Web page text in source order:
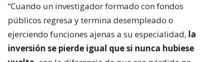
“Cuando un investigador formado con fondos
públicos regresa y termina desempleado o
ejerciendo funciones ajenas a su especialidad, la
inversión se pierde igual que si nunca hubiese